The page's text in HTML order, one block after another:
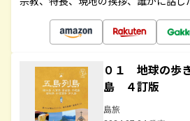
０１ 地球の
島 ４訂版
島旅